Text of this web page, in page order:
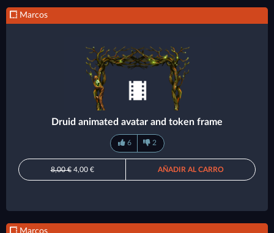
Marcos
Druid animated avatar and token frame
6 2
8,00 €4,00 € AÑADIR AL CARRO
Marcos